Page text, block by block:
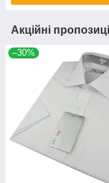
Акційні
–30%